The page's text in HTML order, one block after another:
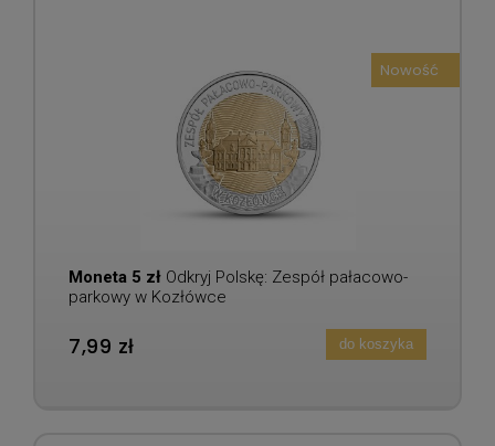
Moneta 5 zł Odkryj Polskę: Zespół pałacowo-
parkowy w Kozłówce
7,99 zł do koszyka
Nowość